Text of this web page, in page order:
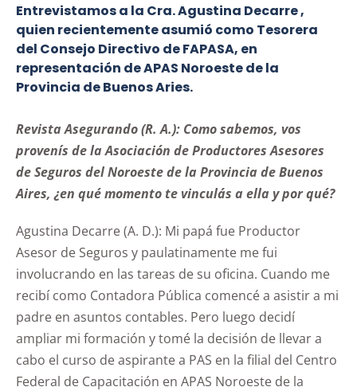
Entrevistamos a la Cra. Agustina Decarre ,
quien recientemente asumió como Tesorera
del Consejo Directivo de FAPASA, en
representación de APAS Noroeste de la
Provincia de Buenos Aries.
Revista Asegurando (R. A.): Como sabemos, vos
provenís de la Asociación de Productores Asesores
de Seguros del Noroeste de la Provincia de Buenos
Aires, ¿en qué momento te vinculás a ella y por qué?
Agustina Decarre (A. D.): Mi papá fue Productor
Asesor de Seguros y paulatinamente me fui
involucrando en las tareas de su oficina. Cuando me
recibí como Contadora Pública comencé a asistir a mi
padre en asuntos contables. Pero luego decidí
ampliar mi formación y tomé la decisión de llevar a
cabo el curso de aspirante a PAS en la filial del Centro
Federal de Capacitación en APAS Noroeste de la